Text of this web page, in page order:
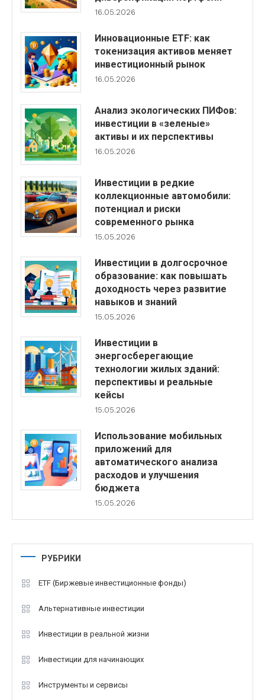
16.05.2026
Инновационные ETF: как
токенизация активов меняет
инвестиционный рынок
16.05.2026
Анализ экологических ПИФов:
инвестиции в «зеленые»
активы и их перспективы
16.05.2026
Инвестиции в редкие
коллекционные автомобили:
потенциал и риски
современного рынка
15.05.2026
Инвестиции в долгосрочное
образование: как повышать
доходность через развитие
навыков и знаний
15.05.2026
Инвестиции в
энергосберегающие
технологии жилых зданий:
перспективы и реальные
кейсы
15.05.2026
Использование мобильных
приложений для
автоматического анализа
расходов и улучшения
бюджета
15.05.2026
РУБРИКИ
ETF (Биржевые инвестиционные фонды)
Альтернативные инвестиции
Инвестиции в реальной жизни
Инвестиции для начинающих
Инструменты и сервисы